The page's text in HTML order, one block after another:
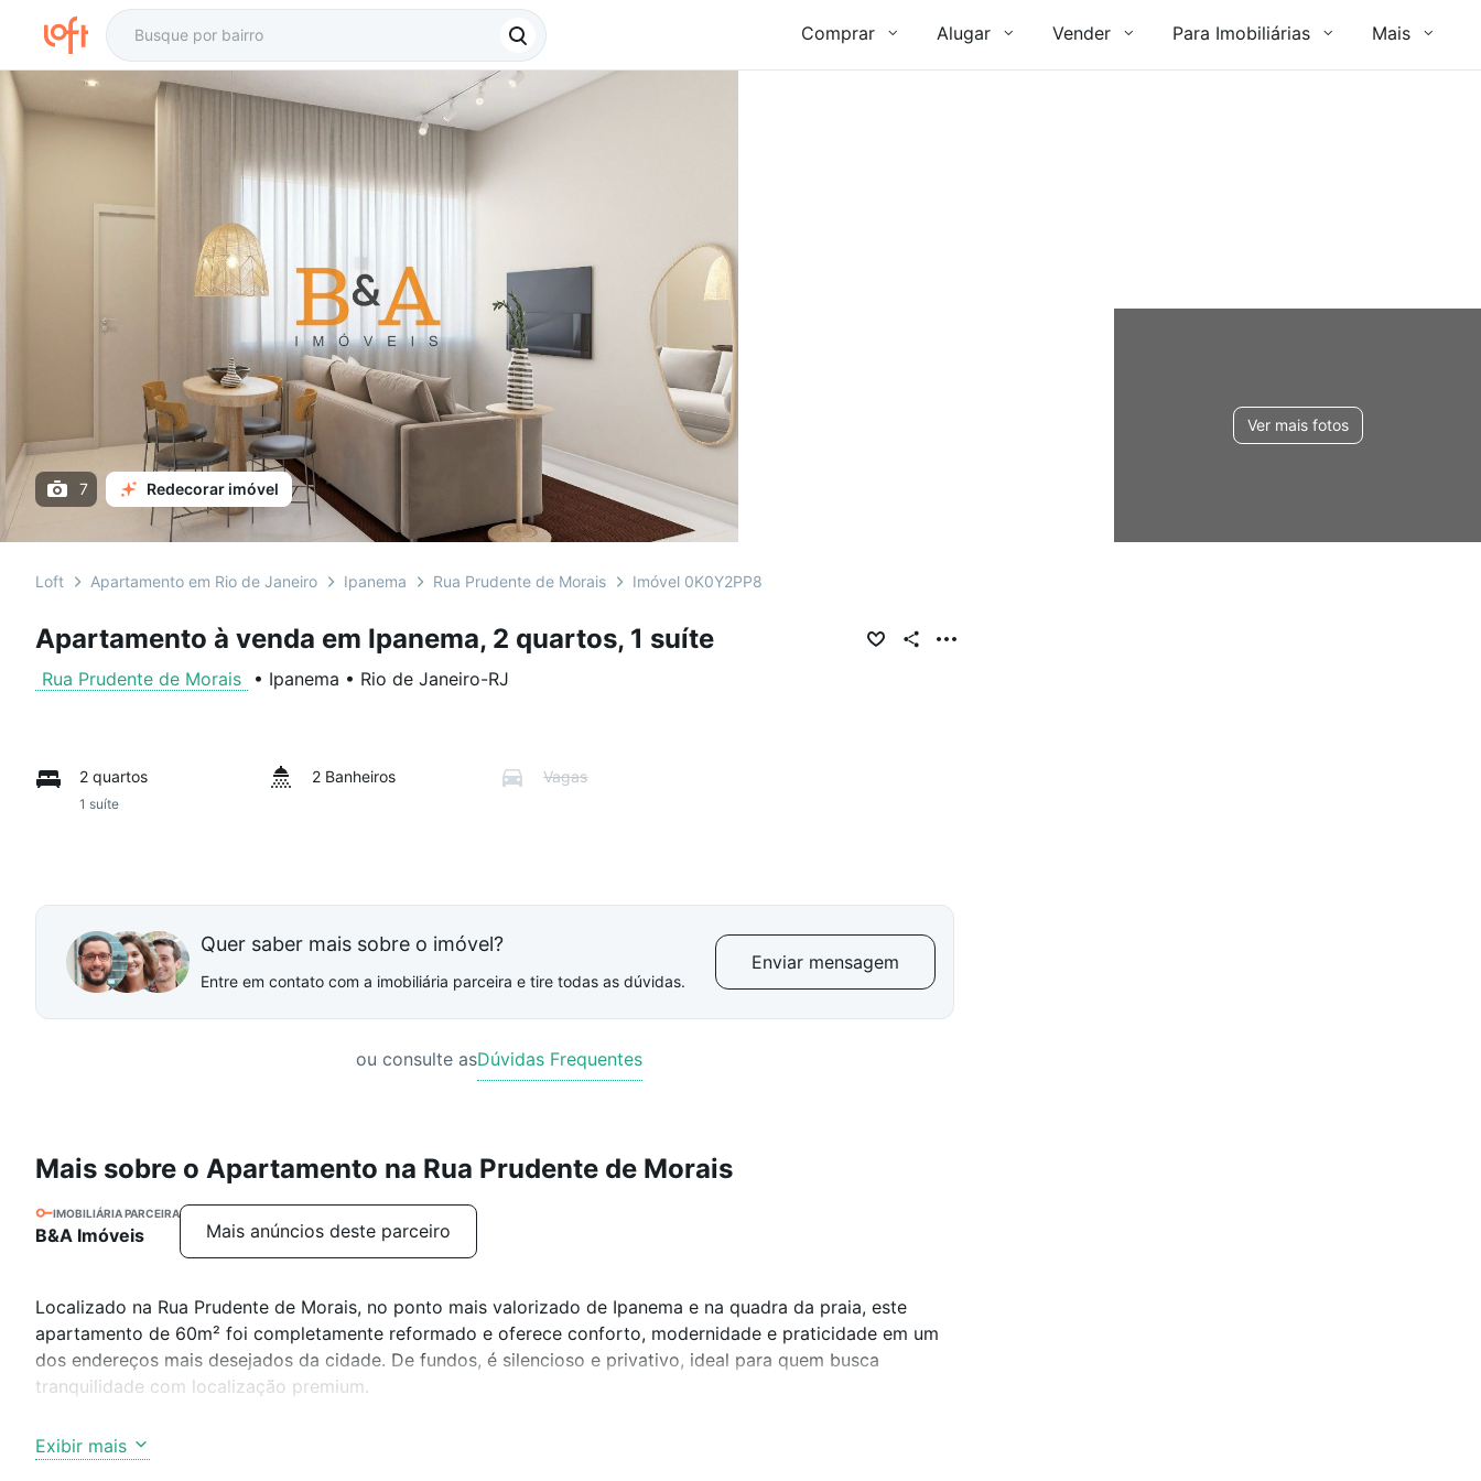
Comprar Alugar Vender Para Imobiliárias Mais
Ver mais fotos
7 Redecorar imóvel
Loft Apartamento em Rio de Janeiro Ipanema Rua Prudente de Morais Imóvel 0K0Y2PP8
Apartamento à venda em Ipanema, 2 quartos, 1 suíte
Rua Prudente de Morais • Ipanema • Rio de Janeiro-RJ
2 quartos
1 suíte
2 Banheiros Vagas
Quer saber mais sobre o imóvel?
Entre em contato com a imobiliária parceira e tire todas as dúvidas.
Enviar mensagem
ou consulte asDúvidas Frequentes
Mais sobre o Apartamento na Rua Prudente de Morais
IMOBILIÁRIA PARCEIRA
B&A Imóveis Mais anúncios deste parceiro
Localizado na Rua Prudente de Morais, no ponto mais valorizado de Ipanema e na quadra da praia, este
apartamento de 60m² foi completamente reformado e oferece conforto, modernidade e praticidade em um
dos endereços mais desejados da cidade. De fundos, é silencioso e privativo, ideal para quem busca
tranquilidade com localização premium.
O imóvel conta com 2 quartos, sendo 1 suíte, sala e cozinha integradas, banheiro social completo, além de
entrega 100% mobiliado, com móveis, eletrodomésticos e acabamentos de alto padrão. Possui forno,
Exibir mais